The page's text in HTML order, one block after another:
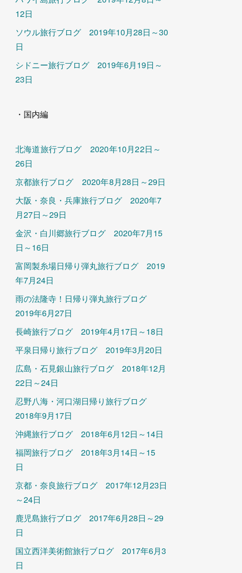
12日
ソウル旅行ブログ 2019年10月28日～30
日
シドニー旅行ブログ 2019年6月19日～
23日
・国内編
北海道旅行ブログ 2020年10月22日～
26日
京都旅行ブログ 2020年8月28日～29日
大阪・奈良・兵庫旅行ブログ 2020年7
月27日～29日
金沢・白川郷旅行ブログ 2020年7月15
日～16日
富岡製糸場日帰り弾丸旅行ブログ 2019
年7月24日
雨の法隆寺！日帰り弾丸旅行ブログ
2019年6月27日
長崎旅行ブログ 2019年4月17日～18日
平泉日帰り旅行ブログ 2019年3月20日
広島・石見銀山旅行ブログ 2018年12月
22日～24日
忍野八海・河口湖日帰り旅行ブログ
2018年9月17日
沖縄旅行ブログ 2018年6月12日～14日
福岡旅行ブログ 2018年3月14日～15
日
京都・奈良旅行ブログ 2017年12月23日
～24日
鹿児島旅行ブログ 2017年6月28日～29
日
国立西洋美術館旅行ブログ 2017年6月3
日